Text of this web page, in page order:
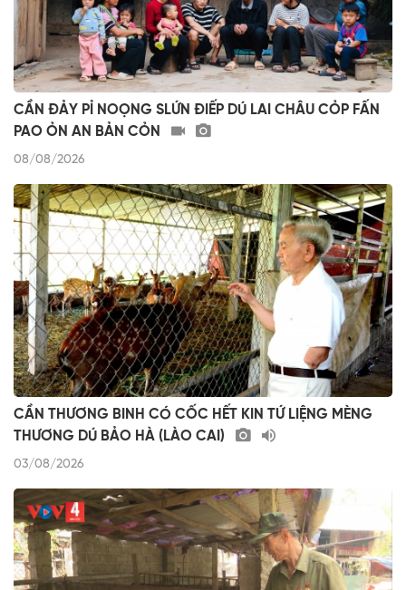
CẦN ĐẢY PỈ NOỌNG SLỨN ĐIẾP DÚ LAI CHÂU CỎP FẤN
PAO ỎN AN BẢN CỎN
08/08/2026
CẦN THƯƠNG BINH CÓ CỐC HẾT KIN TỨ LIỆNG MÈNG
THƯƠNG DÚ BẢO HÀ (LÀO CAI)
03/08/2026